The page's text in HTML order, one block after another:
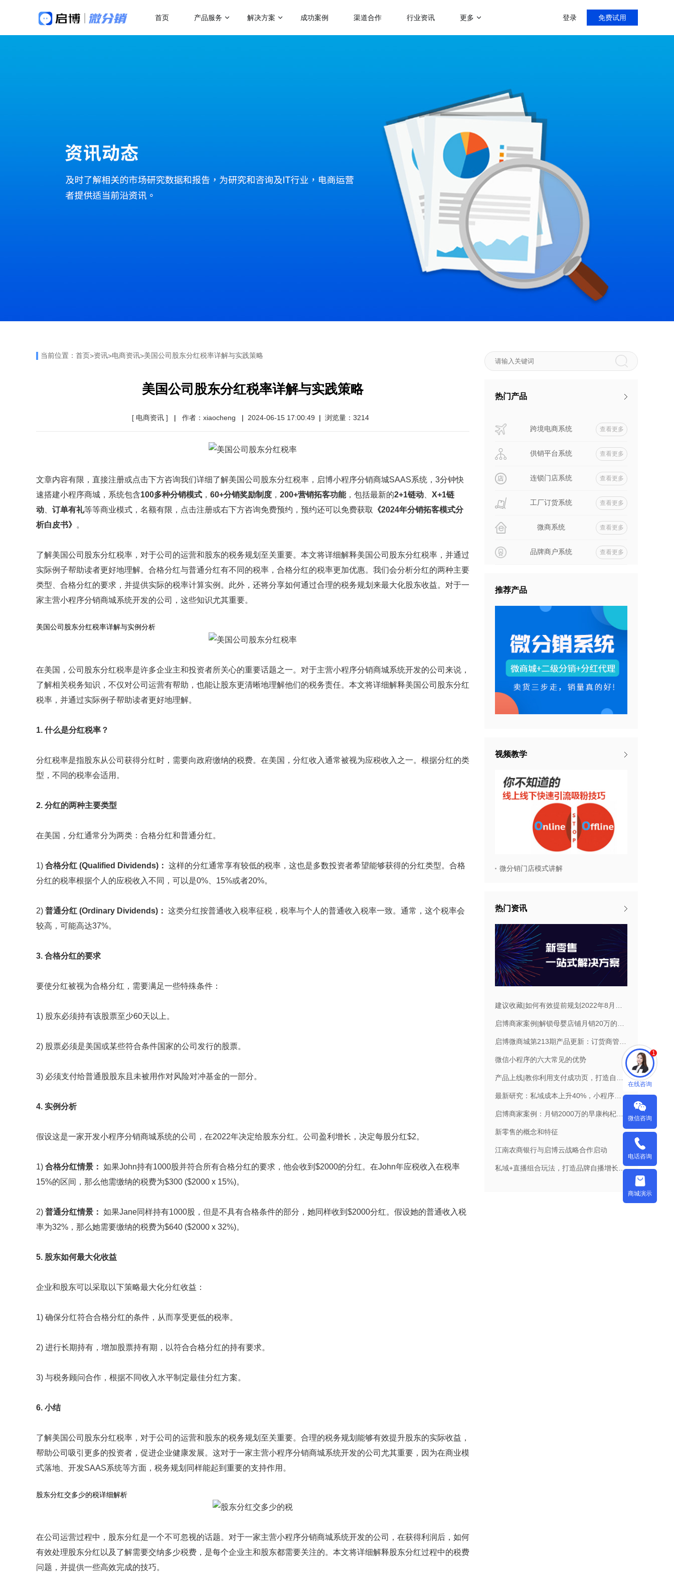
首页 产品服务 解决方案 成功案例 渠道合作 行业资讯 更多 登录 免费试用
私域直播分销带货系统
抢占视频号流量阵地
快速搭建代理招商分润系统
会员制电商模式
快速搭建云集、贝店模式
社群团购模式
整合社群资源及团购供应链
导购分销，线上线下双线引流
多用户入驻平台模式
打造类似京东、天猫等多平台入
社交新零售
线上线下资源整合，沉淀私域流
量
C2M拼团玩法
快速搭建拼多多拼团模式
直播带货解决方案
开通微信+小程序+APP直播带货系统 助商家快速上手商城运营
运营助力陪跑0-1
门店小程序拓客利器
直播系统
专注门店团队直播
客满美业
医美线下门店拓客
当前位置： 首页>资讯>电商资讯>美国公司股东分红税率详解与实践策略
美国公司股东分红税率详解与实践策略
[ 电商资讯 ] | 作者：xiaocheng | 2024-06-15 17:00:49 | 浏览量：3214
文章内容有限，直接注册或点击下方咨询我们详细了解美国公司股东分红税率，启博小程序分销商城SAAS系统，3分钟快
速搭建小程序商城，系统包含100多种分销模式 ， 60+分销奖励制度 ， 200+营销拓客功能，包括最新的2+1链动
X+1链
动
订单有礼等等商业模式，名额有限，点击注册或右下方咨询免费预约，预约还可以免费获取
《2024年分销拓客模式分
析白皮书》 。
了解美国公司股东分红税率，对于公司的运营和股东的税务规划至关重要。本文将详细解释美国公司股东分红税率，并通过
实际例子帮助读者更好地理解。合格分红与普通分红有不同的税率，合格分红的税率更加优惠。我们会分析分红的两种主要
类型、合格分红的要求，并提供实际的税率计算实例。此外，还将分享如何通过合理的税务规划来最大化股东收益。对于一
家主营小程序分销商城系统开发的公司，这些知识尤其重要。
美国公司股东分红税率详解与实例分析
在美国，公司股东分红税率是许多企业主和投资者所关心的重要话题之一。对于主营小程序分销商城系统开发的公司来说，
了解相关税务知识，不仅对公司运营有帮助，也能让股东更清晰地理解他们的税务责任。本文将详细解释美国公司股东分红
税率，并通过实际例子帮助读者更好地理解。
1. 什么是分红税率？
分红税率是指股东从公司获得分红时，需要向政府缴纳的税费。在美国，分红收入通常被视为应税收入之一。根据分红的类
型，不同的税率会适用。
2. 分红的两种主要类型
在美国，分红通常分为两类：合格分红和普通分红。
1) 合格分红 (Qualified Dividends)： 这样的分红通常享有较低的税率，这也是多数投资者希望能够获得的分红类型。合格
分红的税率根据个人的应税收入不同，可以是0%、15%或者20%。
2) 普通分红 (Ordinary Dividends)： 这类分红按普通收入税率征税，税率与个人的普通收入税率一致。通常，这个税率会
较高，可能高达37%。
3. 合格分红的要求
要使分红被视为合格分红，需要满足一些特殊条件：
1) 股东必须持有该股票至少60天以上。
2) 股票必须是美国或某些符合条件国家的公司发行的股票。
3) 必须支付给普通股股东且未被用作对风险对冲基金的一部分。
4. 实例分析
假设这是一家开发小程序分销商城系统的公司，在2022年决定给股东分红。公司盈利增长，决定每股分红$2。
1) 合格分红情景： 如果John持有1000股并符合所有合格分红的要求，他会收到$2000的分红。在John年应税收入在税率
15%的区间，那么他需缴纳的税费为$300 ($2000 x 15%)。
2) 普通分红情景： 如果Jane同样持有1000股，但是不具有合格条件的部分，她同样收到$2000分红。假设她的普通收入税
率为32%，那么她需要缴纳的税费为$640 ($2000 x 32%)。
5. 股东如何最大化收益
企业和股东可以采取以下策略最大化分红收益：
1) 确保分红符合合格分红的条件，从而享受更低的税率。
2) 进行长期持有，增加股票持有期，以符合合格分红的持有要求。
3) 与税务顾问合作，根据不同收入水平制定最佳分红方案。
6. 小结
了解美国公司股东分红税率，对于公司的运营和股东的税务规划至关重要。合理的税务规划能够有效提升股东的实际收益，
帮助公司吸引更多的投资者，促进企业健康发展。这对于一家主营小程序分销商城系统开发的公司尤其重要，因为在商业模
式落地、开发SAAS系统等方面，税务规划同样能起到重要的支持作用。
股东分红交多少的税详细解析
在公司运营过程中，股东分红是一个不可忽视的话题。对于一家主营小程序分销商城系统开发的公司，在获得利润后，如何
有效处理股东分红以及了解需要交纳多少税费，是每个企业主和股东都需要关注的。本文将详细解释股东分红过程中的税费
问题，并提供一些高效完成的技巧。
热门产品
跨境电商系统 查看更多
供销平台系统 查看更多
连锁门店系统 查看更多
工厂订货系统 查看更多
微商系统 查看更多
品牌商户系统 查看更多
推荐产品
视频教学
微分销门店模式讲解
热门资讯
建议收藏|如何有效提前规划2022年8月营销活动，引爆微商城销量？
启博商家案例|解锁母婴店铺月销20万的私域布局策略
启博微商城第213期产品更新：订货商管理权限调整
微信小程序的六大常见的优势
产品上线|教你利用支付成功页，打造自己的私域！
最新研究：私域成本上升40%，小程序已成私域标配
启博商家案例：月销2000万的早康枸杞做对了什么？
新零售的概念和特征
江南农商银行与启博云战略合作启动
私域+直播组合玩法，打造品牌自播增长飞轮
在线咨询
1
微信咨询
电话咨询
商城演示